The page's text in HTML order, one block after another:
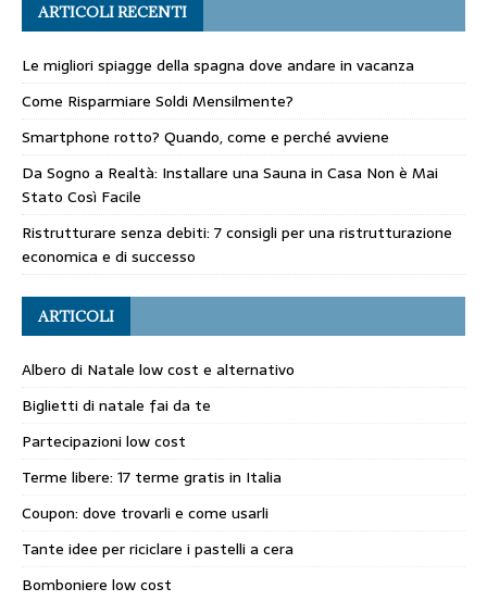
ARTICOLI RECENTI
Le migliori spiagge della spagna dove andare in vacanza
Come Risparmiare Soldi Mensilmente?
Smartphone rotto? Quando, come e perché avviene
Da Sogno a Realtà: Installare una Sauna in Casa Non è Mai
Stato Così Facile
Ristrutturare senza debiti: 7 consigli per una ristrutturazione
economica e di successo
ARTICOLI
Albero di Natale low cost e alternativo
Biglietti di natale fai da te
Partecipazioni low cost
Terme libere: 17 terme gratis in Italia
Coupon: dove trovarli e come usarli
Tante idee per riciclare i pastelli a cera
Bomboniere low cost